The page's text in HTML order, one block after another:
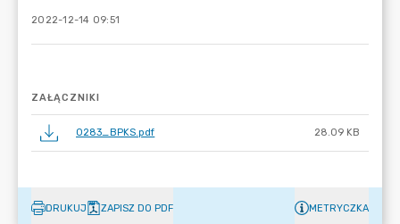
2022-12-14 09:51
ZAŁĄCZNIKI
0283_BPKS.pdf 28.09 KB
DRUKUJ ZAPISZ DO PDF METRYCZKA